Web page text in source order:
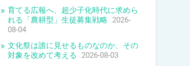
育てる広報へ、超少子化時代に求めら
れる「農耕型」生徒募集戦略 2026-
08-04
文化祭は誰に見せるものなのか、その
対象を改めて考える
2026-08-03